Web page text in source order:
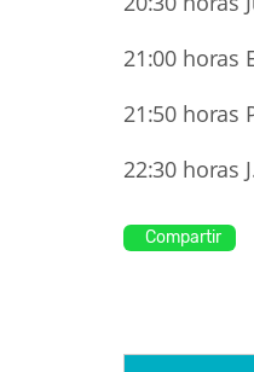
21:00 horas
21:50 horas
22:30 horas
Compartir